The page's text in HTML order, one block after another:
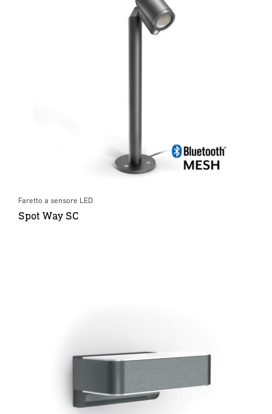
Faretto a sensore LED
Spot Way SC